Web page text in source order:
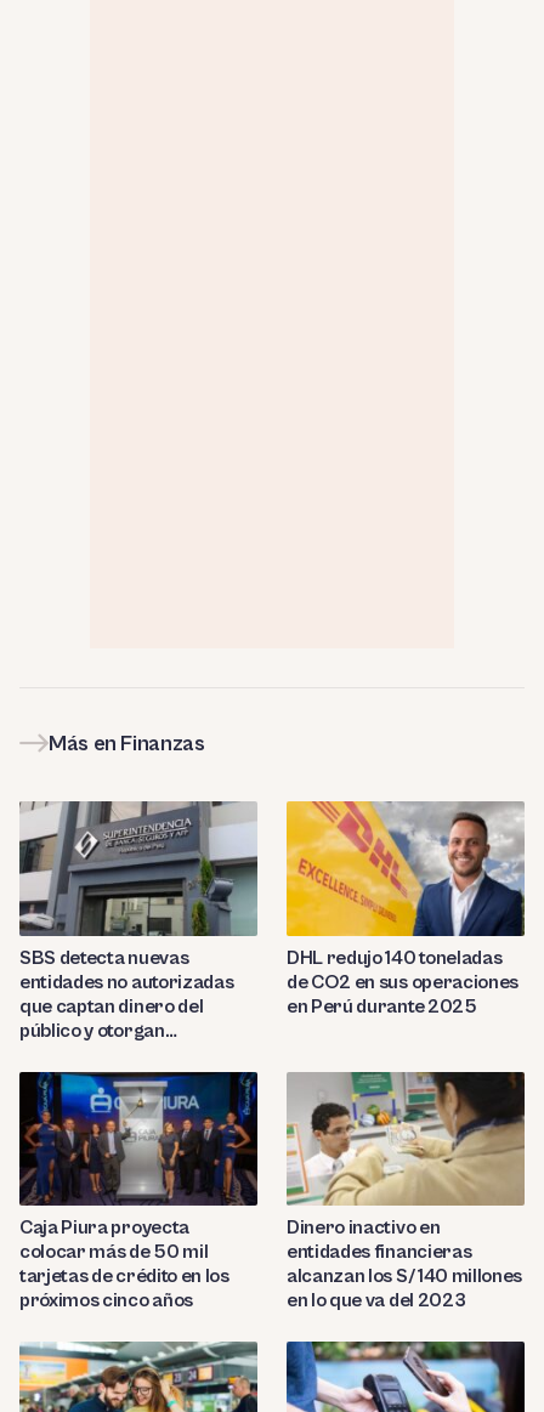
Más en Finanzas
SBS detecta nuevas
entidades no autorizadas
que captan dinero del
público y otorgan
DHL redujo 140 toneladas
de CO2 en sus operaciones
en Perú durante 2025
Caja Piura proyecta
colocar más de 50 mil
tarjetas de crédito en los
próximos cinco años
Dinero inactivo en
entidades financieras
alcanzan los S/ 140 millones
en lo que va del 2023